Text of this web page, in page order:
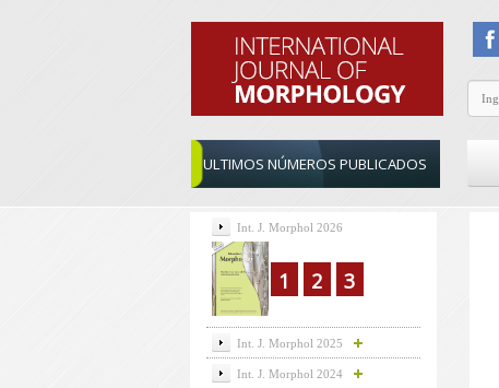
ULTIMOS NÚMEROS PUBLICADOS
Int. J. Morphol 2026
1 2 3
Int. J. Morphol 2025
Int. J. Morphol 2024